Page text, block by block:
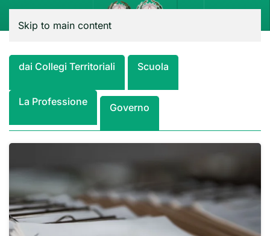
Skip to main content
dai Collegi Territoriali Scuola
La Professione Governo